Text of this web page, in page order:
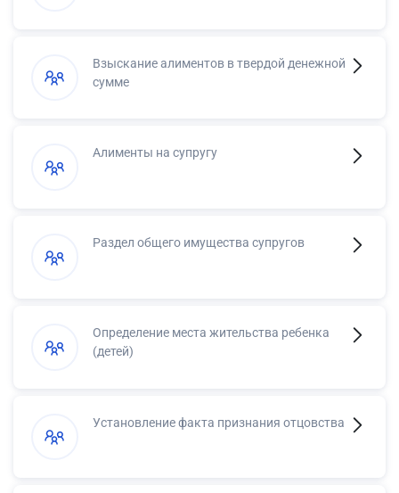
Взыскание алиментов в твердой денежной
сумме
Алименты на супругу
Раздел общего имущества супругов
Определение места жительства ребенка
(детей)
Установление факта признания отцовства